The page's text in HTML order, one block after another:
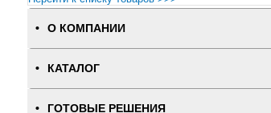
О КОМПАНИИ
КАТАЛОГ
ГОТОВЫЕ РЕШЕНИЯ